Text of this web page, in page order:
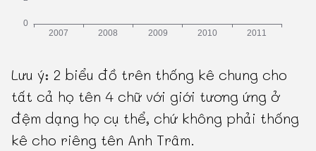
Lưu ý: 2 biểu đồ trên thống kê chung cho
tất cả họ tên 4 chữ với giới tương ứng ở
đệm dạng họ cụ thể, chứ không phải thống
kê cho riêng tên Anh Trâm.